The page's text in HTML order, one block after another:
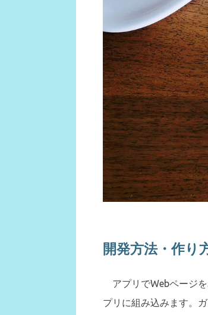
開発方法・作り
アプリでWebページ
プリに組み込みます。